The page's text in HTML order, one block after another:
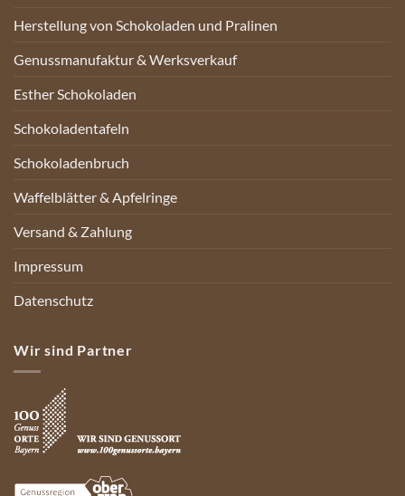
Herstellung von Schokoladen und Pralinen
Genussmanufaktur & Werksverkauf
Esther Schokoladen
Schokoladentafeln
Schokoladenbruch
Waffelblätter & Apfelringe
Versand & Zahlung
Impressum
Datenschutz
Wir sind Partner